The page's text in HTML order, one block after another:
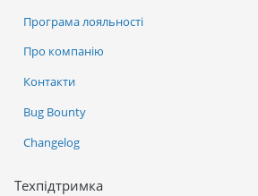
Програма лояльності
Про компанію
Контакти
Bug Bounty
Changelog
Техпідтримка